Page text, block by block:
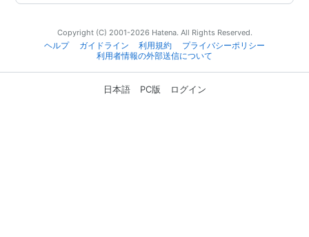
Copyright (C) 2001-2026 Hatena. All Rights Reserved.
ヘルプ
ガイドライン 利用規約
プライバシーポリシー
利用者情報の外部送信について
日本語 PC版 ログイン